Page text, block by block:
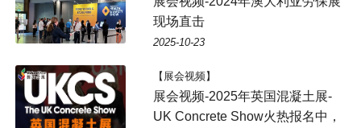
现场直击
2025-10-23
【展会视频】
展会视频-2025年英国混凝土展-
UK Concrete Show火热报名中，